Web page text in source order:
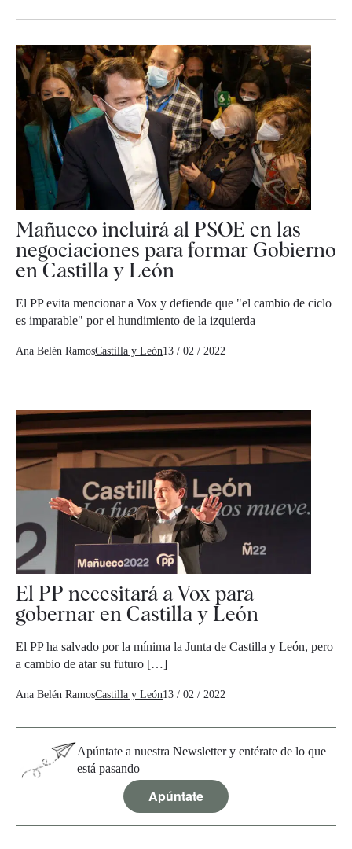
Mañueco incluirá al PSOE en las
negociaciones para formar Gobierno
en Castilla y León
El PP evita mencionar a Vox y defiende que "el cambio de ciclo
es imparable" por el hundimiento de la izquierda
Ana Belén RamosCastilla y León13 / 02 / 2022
El PP necesitará a Vox para
gobernar en Castilla y León
El PP ha salvado por la mínima la Junta de Castilla y León, pero
a cambio de atar su futuro […]
Ana Belén RamosCastilla y León13 / 02 / 2022
Apúntate a nuestra Newsletter y entérate de lo que
está pasando
Apúntate